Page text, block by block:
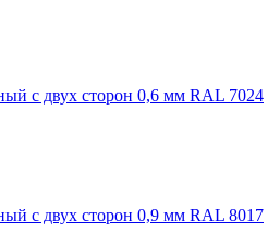
с двух сторон 0,6 мм RAL 7024
с двух сторон 0,9 мм RAL 8017